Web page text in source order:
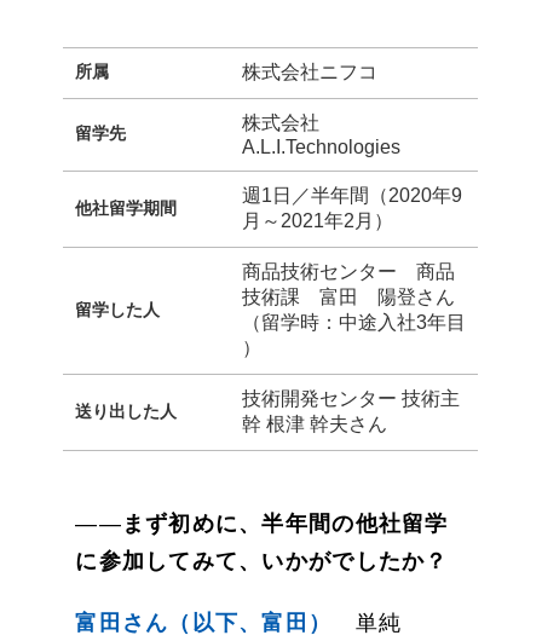
所属 株式会社ニフコ
留学先
株式会社
A.L.I.Technologies
他社留学期間
週1日／半年間（2020年9
月～2021年2月）
留学した人
商品技術センター 商品
技術課 富田 陽登さん
（留学時：中途入社3年目
）
送り出した人
技術開発センター 技術主
幹 根津 幹夫さん
―― まず初めに、半年間の他社留学
に参加してみて、いかがでしたか？
富田さん（以下、富田）
単純